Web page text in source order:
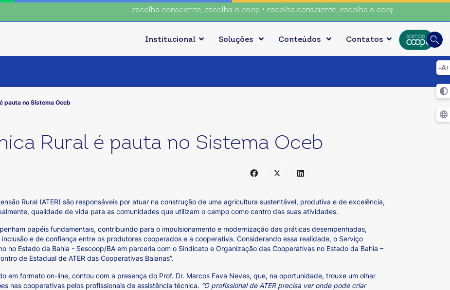
escolha consciente, escolha o coop • escolha consciente, escolha o coop • escolha
Busca
Institucional Soluções Conteúdos Contatos
pauta no Sistema Oceb
Rural é pauta no Sistema Oceb
Rural (ATER) são responsáveis por atuar na construção de uma agricultura sustentável, produtiva e de excelência,
qualidade de vida para as comunidades que utilizam o campo como centro das suas atividades.
papéis fundamentais, contribuindo para o impulsionamento e modernização das práticas desempenhadas,
e de confiança entre os produtores cooperados e a cooperativa. Considerando essa realidade, o Serviço
no Estado da Bahia - Sescoop/BA em parceria com o Sindicato e Organização das Cooperativas no Estado da Bahia –
de Estadual de ATER das Cooperativas Baianas”.
em formato on-line, contou com a presença do Prof. Dr. Marcos Fava Neves, que, na oportunidade, trouxe um olhar
nas cooperativas pelos profissionais de assistência técnica. “O profissional de ATER precisa ver onde pode criar